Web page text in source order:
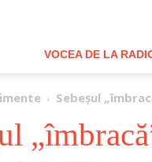
VOCEA DE LA
Sebeșul